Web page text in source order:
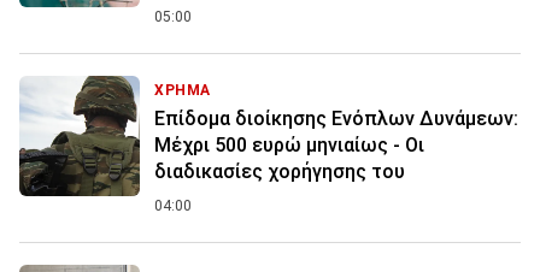
05:00
ΧΡΗΜΑ
Επίδομα διοίκησης Ενόπλων Δυνάμεων:
Μέχρι 500 ευρώ μηνιαίως - Οι
διαδικασίες χορήγησης του
04:00